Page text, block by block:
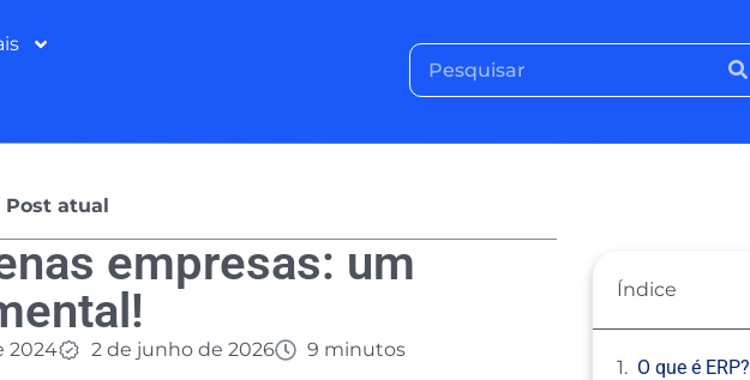
Índice
O que é ERP?
Post atual
empresas: um
2024 2 de junho de 2026 9 minutos